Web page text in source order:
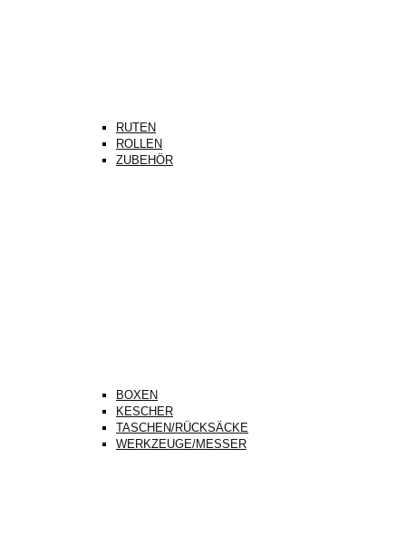
RUTEN
ROLLEN
ZUBEHÖR
BOXEN
KESCHER
TASCHEN/RÜCKSÄCKE
WERKZEUGE/MESSER